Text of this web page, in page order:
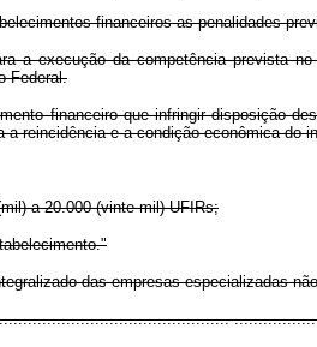
financeiros as penalidades
a execução da competência prevista
Federal.
financeiro que infringir disposição
a reincidência e a condição econômica do
a 20.000 (vinte mil) UFIRs;
das empresas especializadas